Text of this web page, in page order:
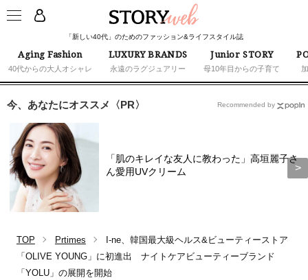
「新しい40代」のためのファッション&ライフスタイル誌
Aging Fashion
40代からの大人オシャレ
LUXURY BRANDS
永遠のラグジュアリー
Junior STORY
母10年目からの子育て
今、あなたにオススメ〈PR〉
「肌のキレイな友人に教わった」高垣麗子さ
ん愛用UVクリーム
Recommended by
TOP Prtimes
I-ne、韓国最大級ヘルス&ビューティーストア
「OLIVE YOUNG」に初進出 ナイトケアビューティーブランド
「YOLU」の展開を開始